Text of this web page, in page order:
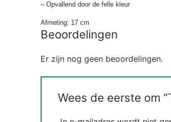
– Opvallend door de felle kleur
Afmeting: 17 cm
Beoordelingen
Er zijn nog geen beoordelingen.
Wees de eerste om